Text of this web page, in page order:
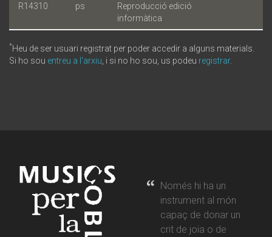
R14310 ps
Reproducció edició
informàtica
*Heu de ser usuari registrat per poder accedir a alguns materials.
Si ho sou entreu a l'arxiu , i si no ho sou, us podeu registrar.
Només hi ha un
instrument al món
capaç de donar un
crit de joia o de